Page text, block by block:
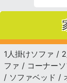
1人掛けソファ /
ファ / コーナー
/ ソファベッド /